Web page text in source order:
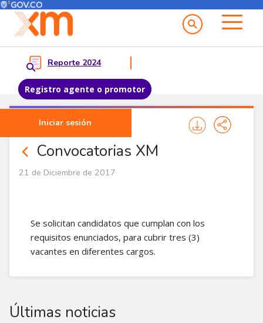
Pasar al contenido principal
Menú del Usuario
Reporte 2024
Registro agente o promotor
Iniciar sesión
Menu principal
Convocatorias XM
Noticias Corporativas
21 de Diciembre de 2017
Se solicitan candidatos que cumplan con los
requisitos enunciados, para cubrir tres (3)
vacantes en diferentes cargos.
Últimas noticias